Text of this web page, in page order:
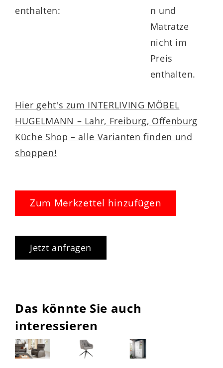
enthalten:
n und
Matratze
nicht im
Preis
enthalten.
Hier geht's zum INTERLIVING MÖBEL
HUGELMANN – Lahr, Freiburg, Offenburg
Küche Shop – alle Varianten finden und
shoppen!
Zum Merkzettel hinzufügen
Jetzt anfragen
Das könnte Sie auch
interessieren